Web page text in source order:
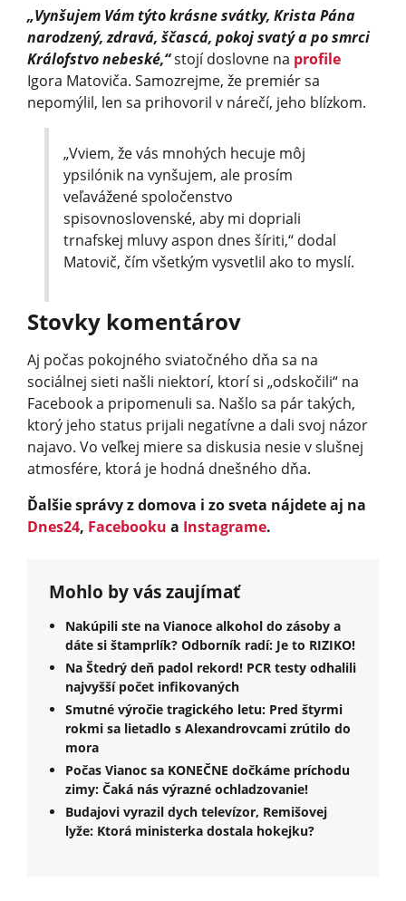
„Vynšujem Vám týto krásne svátky, Krista Pána
narodzený, zdravá, ščascá, pokoj svatý a po smrci
Králofstvo nebeské,“stojí doslovne na profile
Igora Matoviča. Samozrejme, že premiér sa
nepomýlil, len sa prihovoril v nárečí, jeho blízkom.
„Vviem, že vás mnohých hecuje môj
ypsilónik na vynšujem, ale prosím
veľavážené spoločenstvo
spisovnoslovenské, aby mi dopriali
trnafskej mluvy aspon dnes šíriti,“ dodal
Matovič, čím všetkým vysvetlil ako to myslí.
Stovky komentárov
Aj počas pokojného sviatočného dňa sa na
sociálnej sieti našli niektorí, ktorí si „odskočili“ na
Facebook a pripomenuli sa. Našlo sa pár takých,
ktorý jeho status prijali negatívne a dali svoj názor
najavo. Vo veľkej miere sa diskusia nesie v slušnej
atmosfére, ktorá je hodná dnešného dňa.
Ďalšie správy z domova i zo sveta nájdete aj na
Dnes24, Facebooku a Instagrame.
Mohlo by vás zaujímať
Nakúpili ste na Vianoce alkohol do zásoby a
dáte si štamprlík? Odborník radí: Je to RIZIKO!
Na Štedrý deň padol rekord! PCR testy odhalili
najvyšší počet infikovaných
Smutné výročie tragického letu: Pred štyrmi
rokmi sa lietadlo s Alexandrovcami zrútilo do
mora
Počas Vianoc sa KONEČNE dočkáme príchodu
zimy: Čaká nás výrazné ochladzovanie!
Budajovi vyrazil dych televízor, Remišovej
lyže: Ktorá ministerka dostala hokejku?